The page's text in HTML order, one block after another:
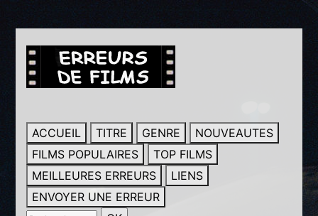
ACCUEIL TITRE GENRE
NOUVEAUTES
FILMS POPULAIRES
TOP FILMS
MEILLEURES ERREURS
LIENS
ENVOYER UNE ERREUR